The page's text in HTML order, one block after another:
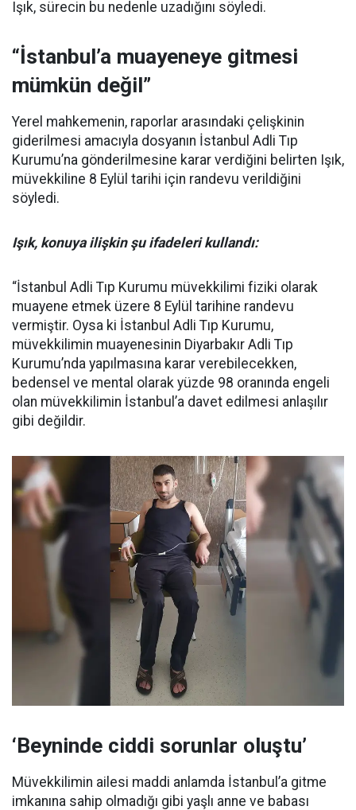
Işık, sürecin bu nedenle uzadığını söyledi.
“İstanbul’a muayeneye gitmesi
mümkün değil”
Yerel mahkemenin, raporlar arasındaki çelişkinin
giderilmesi amacıyla dosyanın İstanbul Adli Tıp
Kurumu’na gönderilmesine karar verdiğini belirten Işık,
müvekkiline 8 Eylül tarihi için randevu verildiğini
söyledi.
Işık, konuya ilişkin şu ifadeleri kullandı:
“İstanbul Adli Tıp Kurumu müvekkilimi fiziki olarak
muayene etmek üzere 8 Eylül tarihine randevu
vermiştir. Oysa ki İstanbul Adli Tıp Kurumu,
müvekkilimin muayenesinin Diyarbakır Adli Tıp
Kurumu’nda yapılmasına karar verebilecekken,
bedensel ve mental olarak yüzde 98 oranında engeli
olan müvekkilimin İstanbul’a davet edilmesi anlaşılır
gibi değildir.
‘Beyninde ciddi sorunlar oluştu’
Müvekkilimin ailesi maddi anlamda İstanbul’a gitme
imkanına sahip olmadığı gibi yaşlı anne ve babası